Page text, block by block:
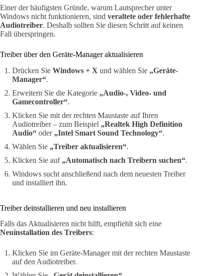
Einer der häufigsten Gründe, warum Lautsprecher unter
Windows nicht funktionieren, sind veraltete oder fehlerhafte
Audiotreiber. Deshalb sollten Sie diesen Schritt auf keinen
Fall überspringen.
Treiber über den Geräte-Manager aktualisieren
Drücken Sie Windows + X und wählen Sie „Geräte-
Manager“.
Erweitern Sie die Kategorie „Audio-, Video- und
Gamecontroller“.
Klicken Sie mit der rechten Maustaste auf Ihren
Audiotreiber – zum Beispiel „Realtek High Definition
Audio“ oder „Intel Smart Sound Technology“.
Wählen Sie „Treiber aktualisieren“.
Klicken Sie auf „Automatisch nach Treibern suchen“.
Windows sucht anschließend nach dem neuesten Treiber
und installiert ihn.
Treiber deinstallieren und neu installieren
Falls das Aktualisieren nicht hilft, empfiehlt sich eine
Neuinstallation des Treibers:
Klicken Sie im Geräte-Manager mit der rechten Maustaste
auf den Audiotreiber.